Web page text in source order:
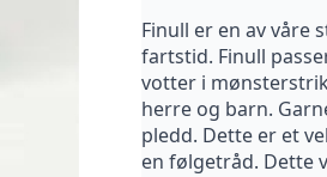
Finull er en av
fartstid. Finull
votter i
herre og barn.
pledd. Dette er et
en følgetråd. Dette